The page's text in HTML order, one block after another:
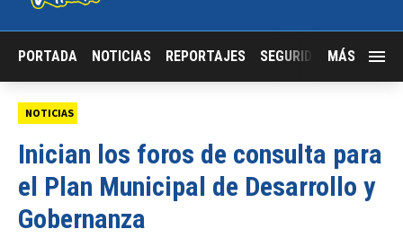
PORTADA NOTICIAS REPORTAJES SEGURIDAD JALISCO
MÁS
NOTICIAS
Inician los foros de consulta para
el Plan Municipal de Desarrollo y
Gobernanza